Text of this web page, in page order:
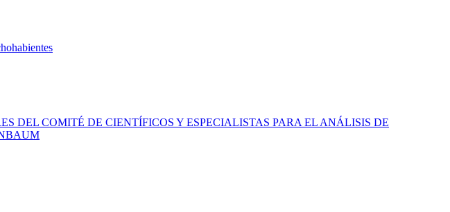
DEL COMITÉ DE CIENTÍFICOS Y ESPECIALISTAS PARA EL ANÁLISIS DE